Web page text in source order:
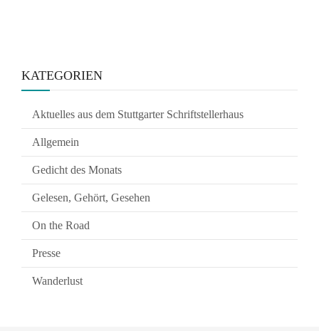
KATEGORIEN
Aktuelles aus dem Stuttgarter Schriftstellerhaus
Allgemein
Gedicht des Monats
Gelesen, Gehört, Gesehen
On the Road
Presse
Wanderlust